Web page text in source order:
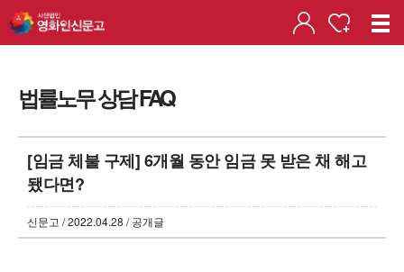
법률노무 상담 FAQ
[임금 체불 구제] 6개월 동안 임금 못 받은 채 해고
됐다면?
신문고 / 2022.04.28 / 공개글